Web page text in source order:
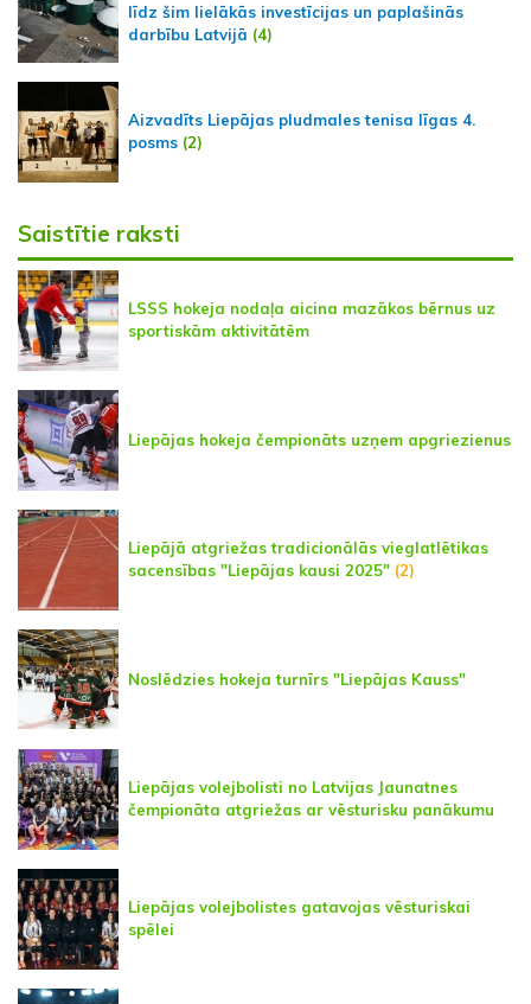
līdz šim lielākās investīcijas un paplašinās
darbību Latvijā (4)
Aizvadīts Liepājas pludmales tenisa līgas 4.
posms (2)
Saistītie raksti
LSSS hokeja nodaļa aicina mazākos bērnus uz
sportiskām aktivitātēm
Liepājas hokeja čempionāts uzņem apgriezienus
Liepājā atgriežas tradicionālās vieglatlētikas
sacensības "Liepājas kausi 2025" (2)
Noslēdzies hokeja turnīrs "Liepājas Kauss"
Liepājas volejbolisti no Latvijas Jaunatnes
čempionāta atgriežas ar vēsturisku panākumu
Liepājas volejbolistes gatavojas vēsturiskai
spēlei